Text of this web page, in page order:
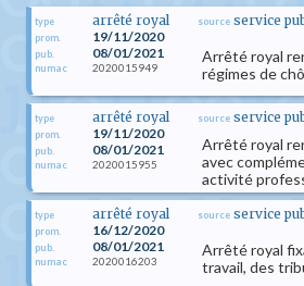
type arrêté royal
prom. 19/11/2020
pub. 08/01/2021
numac 2020015949
source service
Arrêté royal
régimes de
type arrêté royal
prom. 19/11/2020
pub. 08/01/2021
numac 2020015955
source service
Arrêté royal
avec
activité
type arrêté royal
prom. 16/12/2020
pub. 08/01/2021
numac 2020016203
source service
Arrêté royal
travail, des